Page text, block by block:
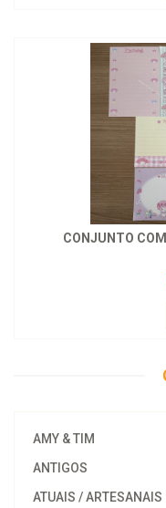
CONJUNTO
AMY & TIM
ANTIGOS
ATUAIS / ARTESANAIS